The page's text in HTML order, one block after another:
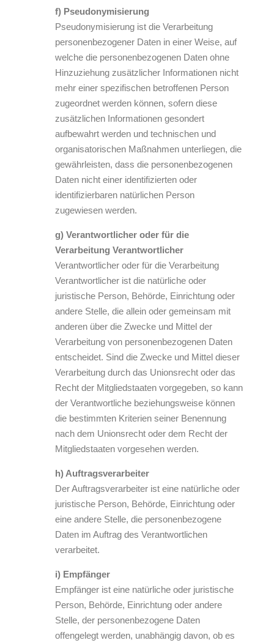
f) Pseudonymisierung
Pseudonymisierung ist die Verarbeitung
personenbezogener Daten in einer Weise, auf
welche die personenbezogenen Daten ohne
Hinzuziehung zusätzlicher Informationen nicht
mehr einer spezifischen betroffenen Person
zugeordnet werden können, sofern diese
zusätzlichen Informationen gesondert
aufbewahrt werden und technischen und
organisatorischen Maßnahmen unterliegen, die
gewährleisten, dass die personenbezogenen
Daten nicht einer identifizierten oder
identifizierbaren natürlichen Person
zugewiesen werden.
g) Verantwortlicher oder für die
Verarbeitung Verantwortlicher
Verantwortlicher oder für die Verarbeitung
Verantwortlicher ist die natürliche oder
juristische Person, Behörde, Einrichtung oder
andere Stelle, die allein oder gemeinsam mit
anderen über die Zwecke und Mittel der
Verarbeitung von personenbezogenen Daten
entscheidet. Sind die Zwecke und Mittel dieser
Verarbeitung durch das Unionsrecht oder das
Recht der Mitgliedstaaten vorgegeben, so kann
der Verantwortliche beziehungsweise können
die bestimmten Kriterien seiner Benennung
nach dem Unionsrecht oder dem Recht der
Mitgliedstaaten vorgesehen werden.
h) Auftragsverarbeiter
Der Auftragsverarbeiter ist eine natürliche oder
juristische Person, Behörde, Einrichtung oder
eine andere Stelle, die personenbezogene
Daten im Auftrag des Verantwortlichen
verarbeitet.
i) Empfänger
Empfänger ist eine natürliche oder juristische
Person, Behörde, Einrichtung oder andere
Stelle, der personenbezogene Daten
offengelegt werden, unabhängig davon, ob es